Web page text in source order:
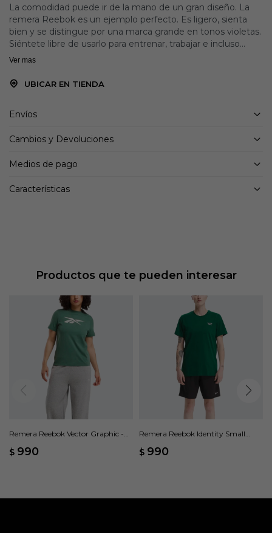
La comodidad puede ir de la mano de un gran diseño. La
remera Reebok es un ejemplo perfecto. Es ligero, sienta
bien y se distingue por una marca grande en tonos violetas.
Siéntete libre de usarlo para entrenar, trabajar e incluso
reuniones en la ciudad.
Detalles:
material ligero y agradable al tacto
logotipo grande en el pecho
Ver mas
UBICAR EN TIENDA
Envíos
Cambios y Devoluciones
Medios de pago
Características
Productos que te pueden interesar
Remera Reebok Vector Graphic -
$ 990
Remera Reebok Identity Small
$ 990